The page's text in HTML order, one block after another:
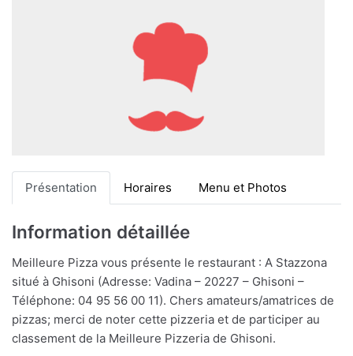
Présentation Horaires Menu et Photos
Information détaillée
Meilleure Pizza vous présente le restaurant : A Stazzona
situé à Ghisoni (Adresse: Vadina – 20227 – Ghisoni –
Téléphone: 04 95 56 00 11). Chers amateurs/amatrices de
pizzas; merci de noter cette pizzeria et de participer au
classement de la Meilleure Pizzeria de Ghisoni.